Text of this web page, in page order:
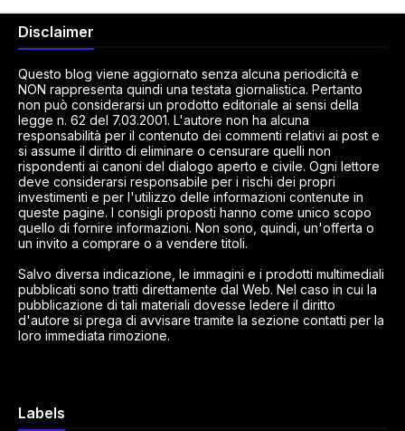
Disclaimer
Questo blog viene aggiornato senza alcuna periodicità e
NON rappresenta quindi una testata giornalistica. Pertanto
non può considerarsi un prodotto editoriale ai sensi della
legge n. 62 del 7.03.2001. L'autore non ha alcuna
responsabilità per il contenuto dei commenti relativi ai post e
si assume il diritto di eliminare o censurare quelli non
rispondenti ai canoni del dialogo aperto e civile. Ogni lettore
deve considerarsi responsabile per i rischi dei propri
investimenti e per l'utilizzo delle informazioni contenute in
queste pagine. I consigli proposti hanno come unico scopo
quello di fornire informazioni. Non sono, quindi, un'offerta o
un invito a comprare o a vendere titoli.
Salvo diversa indicazione, le immagini e i prodotti multimediali
pubblicati sono tratti direttamente dal Web. Nel caso in cui la
pubblicazione di tali materiali dovesse ledere il diritto
d'autore si prega di avvisare tramite la sezione contatti per la
loro immediata rimozione.
Labels